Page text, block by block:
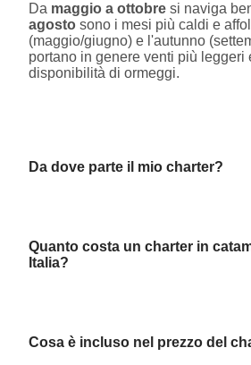
Da maggio a ottobre si naviga
agosto sono i mesi più caldi e
(maggio/giugno) e l'autunno
portano in genere venti più leggeri
disponibilità di ormeggi.
Da dove parte il mio charter?
Quanto costa un charter in
Italia?
Cosa è incluso nel prezzo del